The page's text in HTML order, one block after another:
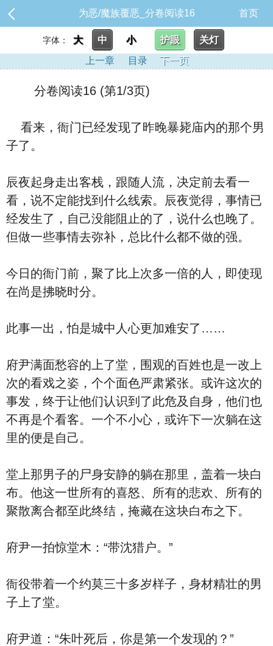
为恶/魔族覆恶_分卷阅读16 首页
字体： 大 中 小 护眼
关灯
上一章
目录 下一页
分卷阅读16 (第1/3页)
看来，衙门已经发现了昨晚暴毙庙内的那个男
子了。
辰夜起身走出客栈，跟随人流，决定前去看一
看，说不定能找到什么线索。辰夜觉得，事情已
经发生了，自己没能阻止的了，说什么也晚了。
但做一些事情去弥补，总比什么都不做的强。
今日的衙门前，聚了比上次多一倍的人，即使现
在尚是拂晓时分。
此事一出，怕是城中人心更加难安了……
府尹满面愁容的上了堂，围观的百姓也是一改上
次的看戏之姿，个个面色严肃紧张。或许这次的
事发，终于让他们认识到了此危及自身，他们也
不再是个看客。一个不小心，或许下一次躺在这
里的便是自己。
堂上那男子的尸身安静的躺在那里，盖着一块白
布。他这一世所有的喜怒、所有的悲欢、所有的
聚散离合都至此终结，掩藏在这块白布之下。
府尹一拍惊堂木：“带沈猎户。”
衙役带着一个约莫三十多岁样子，身材精壮的男
子上了堂。
府尹道：“朱叶死后，你是第一个发现的？”